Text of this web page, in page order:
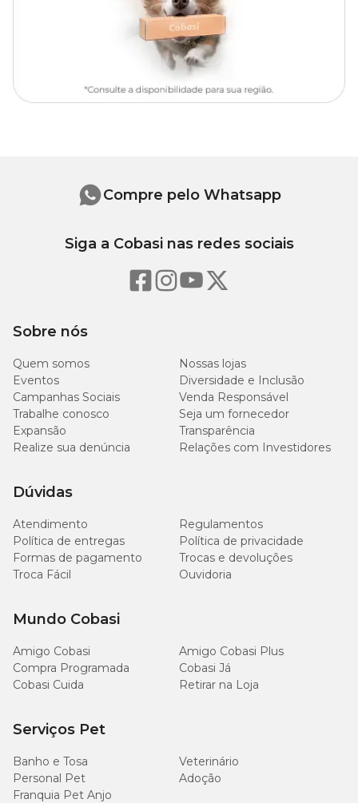
Tapete grande (70 x 90 cm): absorção de até 2 litros
: Não lavar com água quente e não utilizar secadora.
M – 60 x 70 cm
apenas como tapete higiênico?
Não. O produto é multiuso e pode ser utilizado como tapete
higiênico lavável, protetor de banco para carro, esteira ou tapete
refrescante para o pet deitar e também como supla para apoiar o
bebedouro de água.
O tapete realmente absorve bem a urina?
Sim. O Tapete Higiênico Lavável Modernpet possui três camadas
em sua composição e borda infinita, garantindo alta absorção. O
litros.
Quantas vezes o tapete pode ser lavado?
ser lavado manualmente ou em máquina.
O tapete ajuda a reduzir odores?
Sim. A composição do tapete auxilia na redução de odores,
secadora, para preservar a durabilidade e eficiência do produto.
Sobre nós
Quem somos
Nossas lojas
Eventos
Diversidade e Inclusão
Campanhas Sociais
Venda Responsável
Trabalhe conosco
Seja um fornecedor
Expansão
Transparência
Realize sua denúncia
Relações com Investidores
Dúvidas
Atendimento
Regulamentos
Política de entregas
Política de privacidade
Formas de pagamento
Trocas e devoluções
Troca Fácil
Ouvidoria
Mundo Cobasi
Amigo Cobasi
Amigo Cobasi Plus
Compra Programada
Cobasi Já
Cobasi Cuida
Retirar na Loja
Serviços Pet
Banho e Tosa
Veterinário
Personal Pet
Adoção
Franquia Pet Anjo
Compre pelo Whatsapp
Siga a Cobasi nas redes sociais